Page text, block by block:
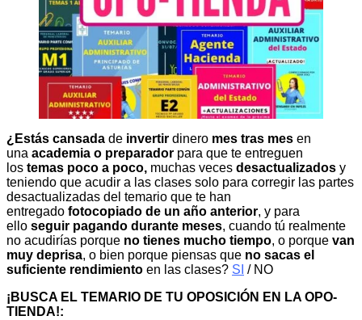
¿Estás cansada de invertir dinero mes tras mes en
una academia o preparador para que te entreguen
los temas poco a poco, muchas veces desactualizados y
teniendo que acudir a las clases solo para corregir las partes
desactualizadas del temario que te han
entregado fotocopiado de un año anterior, y para
ello seguir pagando durante meses, cuando tú realmente
no acudirías porque no tienes mucho tiempo, o porque van
muy deprisa, o bien porque piensas que no sacas el
suficiente rendimiento en las clases? SI / NO
¡BUSCA EL TEMARIO DE TU OPOSICIÓN EN LA OPO-
TIENDA!: